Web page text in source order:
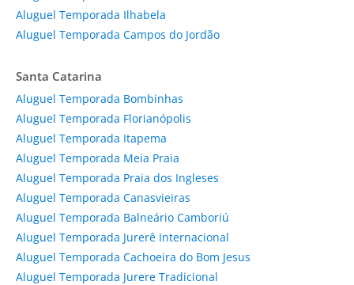
Aluguel Temporada Ilhabela
Aluguel Temporada Campos do Jordão
Santa Catarina
Aluguel Temporada Bombinhas
Aluguel Temporada Florianópolis
Aluguel Temporada Itapema
Aluguel Temporada Meia Praia
Aluguel Temporada Praia dos Ingleses
Aluguel Temporada Canasvieiras
Aluguel Temporada Balneário Camboriú
Aluguel Temporada Jurerê Internacional
Aluguel Temporada Cachoeira do Bom Jesus
Aluguel Temporada Jurere Tradicional